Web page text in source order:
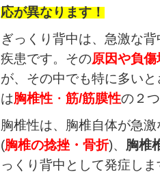
応が異なります！
ぎっくり背中は、急激な
疾患です。 その原因や負
が、 その中でも特に多い
は胸椎性 ・ 筋/筋膜性の２つ
胸椎性は、胸椎自体が急
(胸椎の捻挫・骨折)、 胸椎
っくり背中として発症しま